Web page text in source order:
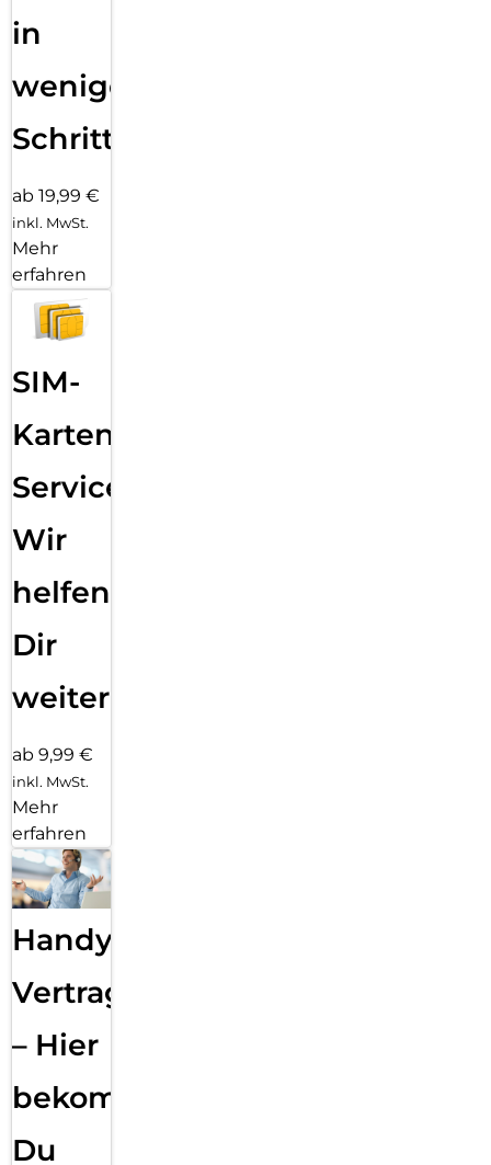
in
wenigen
Schritten
ab 19,99 €
inkl. MwSt.
Mehr
erfahren
SIM-
Karten
Service:
Wir
helfen
Dir
weiter
ab 9,99 €
inkl. MwSt.
Mehr
erfahren
Handy
Vertragsabwicklung
– Hier
bekommst
Du